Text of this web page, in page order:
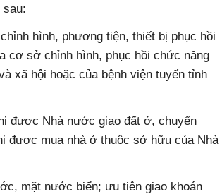
sau:
hình, phương tiện, thiết bị phục hồi
cơ sở chỉnh hình, phục hồi chức năng
xã hội hoặc của bệnh viện tuyến tỉnh
được Nhà nước giao đất ở, chuyển
được mua nhà ở thuộc sở hữu của Nhà
mặt nước biển; ưu tiên giao khoán